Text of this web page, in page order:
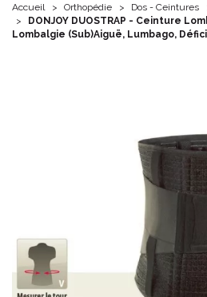
Accueil Orthopédie Dos - Ceintures
DONJOY DUOSTRAP - Ceinture
Lombalgie (Sub)Aiguë, Lumbago,